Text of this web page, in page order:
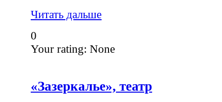
Читать дальше
0
Your rating: None
«Зазеркалье», театр